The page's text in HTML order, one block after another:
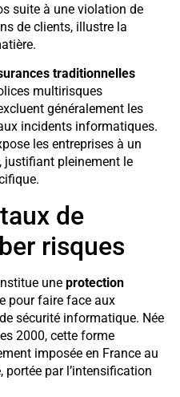
suite à une violation de
de clients, illustre la
traditionnelles
multirisques
généralement les
incidents informatiques.
les entreprises à un
justifiant pleinement le
de
risques
une protection
pour faire face aux
sécurité informatique. Née
2000, cette forme
imposée en France au
portée par l’intensification